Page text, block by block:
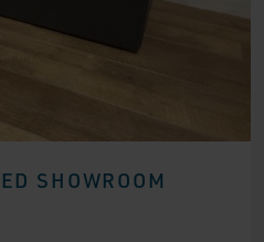
SHOWROOM